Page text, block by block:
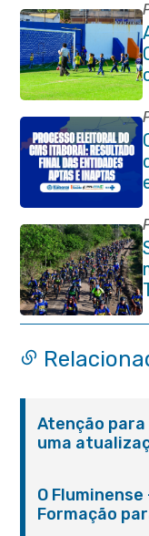
Atenção para
uma
em Itaboraí
O Fluminense
Formação